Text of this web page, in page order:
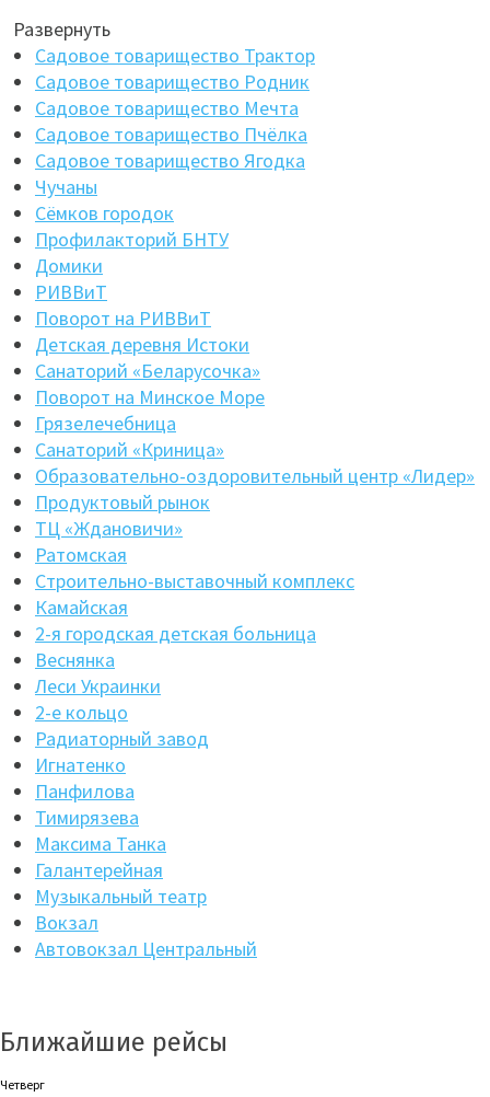
Развернуть
Садовое товарищество Трактор
Садовое товарищество Родник
Садовое товарищество Мечта
Садовое товарищество Пчёлка
Садовое товарищество Ягодка
Чучаны
Сёмков городок
Профилакторий БНТУ
Домики
РИВВиТ
Поворот на РИВВиТ
Детская деревня Истоки
Санаторий «Беларусочка»
Поворот на Минское Море
Грязелечебница
Санаторий «Криница»
Образовательно-оздоровительный центр «Лидер»
Продуктовый рынок
ТЦ «Ждановичи»
Ратомская
Строительно-выставочный комплекс
Камайская
2-я городская детская больница
Веснянка
Леси Украинки
2-е кольцо
Радиаторный завод
Игнатенко
Панфилова
Тимирязева
Максима Танка
Галантерейная
Музыкальный театр
Вокзал
Автовокзал Центральный
Ближайшие рейсы
Четверг